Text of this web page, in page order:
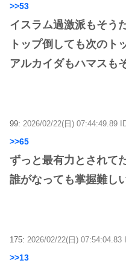
>>53
イスラム過激派もそう
トップ倒しても次のト
アルカイダもハマスも
99: 2026/02/22(日) 07:44:49.89
>>65
ずっと最有力とされて
誰がなっても掌握難し
175: 2026/02/22(日) 07:54:04.83
>>13